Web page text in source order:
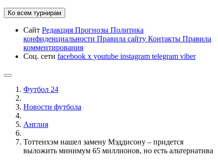
Ко всем турнирам
Сайт Редакция Прогнозы Политика
конфиденциальности Правила сайту Контакты Правила
комментирования
Соц. сети facebook x youtube instagram telegram viber
Футбол 24
Новости футбола
Англия
Тоттенхэм нашел замену Мэддисону – придется
выложить минимум 65 миллионов, но есть альтернатива